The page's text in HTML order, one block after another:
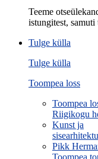
Teeme
istungitest,
Tulge külla
Tulge külla
Toompea loss
Toompea
Riigikogu
Kunst ja
Pikk